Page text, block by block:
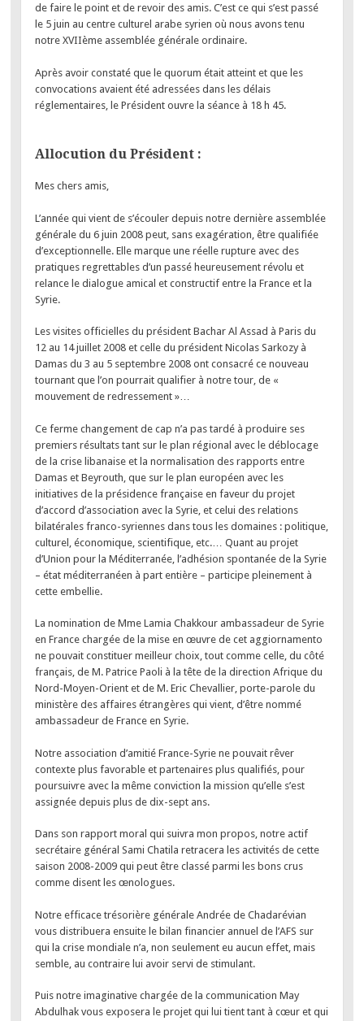
de faire le point et de revoir des amis. C’est ce qui s’est passé
le 5 juin au centre culturel arabe syrien où nous avons tenu
notre XVIIème assemblée générale ordinaire.
Après avoir constaté que le quorum était atteint et que les
convocations avaient été adressées dans les délais
réglementaires, le Président ouvre la séance à 18 h 45.
Allocution du Président :
Mes chers amis,
L’année qui vient de s’écouler depuis notre dernière assemblée
générale du 6 juin 2008 peut, sans exagération, être qualifiée
d’exceptionnelle. Elle marque une réelle rupture avec des
pratiques regrettables d’un passé heureusement révolu et
relance le dialogue amical et constructif entre la France et la
Syrie.
Les visites officielles du président Bachar Al Assad à Paris du
12 au 14 juillet 2008 et celle du président Nicolas Sarkozy à
Damas du 3 au 5 septembre 2008 ont consacré ce nouveau
tournant que l’on pourrait qualifier à notre tour, de «
mouvement de redressement »…
Ce ferme changement de cap n’a pas tardé à produire ses
premiers résultats tant sur le plan régional avec le déblocage
de la crise libanaise et la normalisation des rapports entre
Damas et Beyrouth, que sur le plan européen avec les
initiatives de la présidence française en faveur du projet
d’accord d’association avec la Syrie, et celui des relations
bilatérales franco-syriennes dans tous les domaines : politique,
culturel, économique, scientifique, etc.… Quant au projet
d’Union pour la Méditerranée, l’adhésion spontanée de la Syrie
– état méditerranéen à part entière – participe pleinement à
cette embellie.
La nomination de Mme Lamia Chakkour ambassadeur de Syrie
en France chargée de la mise en œuvre de cet aggiornamento
ne pouvait constituer meilleur choix, tout comme celle, du côté
français, de M. Patrice Paoli à la tête de la direction Afrique du
Nord-Moyen-Orient et de M. Eric Chevallier, porte-parole du
ministère des affaires étrangères qui vient, d’être nommé
ambassadeur de France en Syrie.
Notre association d’amitié France-Syrie ne pouvait rêver
contexte plus favorable et partenaires plus qualifiés, pour
poursuivre avec la même conviction la mission qu’elle s’est
assignée depuis plus de dix-sept ans.
Dans son rapport moral qui suivra mon propos, notre actif
secrétaire général Sami Chatila retracera les activités de cette
saison 2008-2009 qui peut être classé parmi les bons crus
comme disent les œnologues.
Notre efficace trésorière générale Andrée de Chadarévian
vous distribuera ensuite le bilan financier annuel de l’AFS sur
qui la crise mondiale n’a, non seulement eu aucun effet, mais
semble, au contraire lui avoir servi de stimulant.
Puis notre imaginative chargée de la communication May
Abdulhak vous exposera le projet qui lui tient tant à cœur et qui